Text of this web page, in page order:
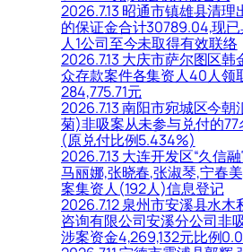
2026.7.13 昭通市镇雄县清理
的保证金合计30789.04,现
人1公司至今未取得有效联络
2026.7.13 大庆市萨尔图区
众存款案件各集资人40人领
284,775.71元
2026.7.13 南阳市宛城区今
菊)非吸案从未参与兑付的
(原兑付比例5.434%)
2026.7.13 大连开发区“久信
马丽娜,张晓春,张淑琴,宁春
案集资人(192人)信息登记
2026.7.12 泉州市安溪县水
咨询有限公司安溪分公司非
涉案资金4,269,132元比例